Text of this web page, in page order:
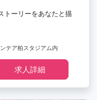
トーリーをあなたと描
テア柏スタジアム内
求人詳細